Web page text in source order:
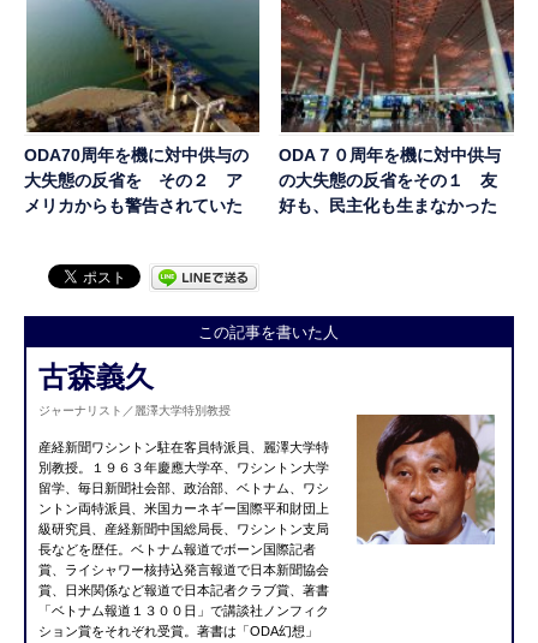
ODA70周年を機に対中供与の
大失態の反省を その２ ア
メリカからも警告されていた
ODA７０周年を機に対中供与
の大失態の反省をその１ 友
好も、民主化も生まなかった
この記事を書いた人
古森義久
ジャーナリスト／麗澤大学特別教授
産経新聞ワシントン駐在客員特派員、麗澤大学特
別教授。１９６３年慶應大学卒、ワシントン大学
留学、毎日新聞社会部、政治部、ベトナム、ワシ
ントン両特派員、米国カーネギー国際平和財団上
級研究員、産経新聞中国総局長、ワシントン支局
長などを歴任。ベトナム報道でボーン国際記者
賞、ライシャワー核持込発言報道で日本新聞協会
賞、日米関係など報道で日本記者クラブ賞、著書
「ベトナム報道１３００日」で講談社ノンフィク
ション賞をそれぞれ受賞。著書は「ODA幻想」